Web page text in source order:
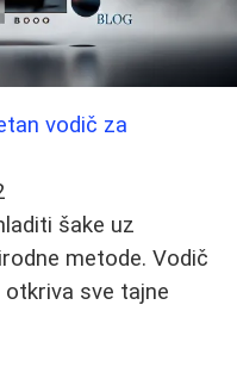
vodič za
šake uz
metode. Vodič
sve tajne